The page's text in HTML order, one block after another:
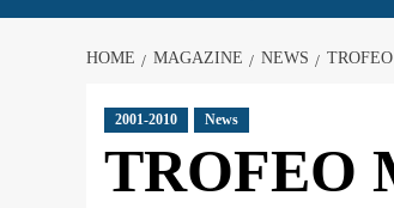
HOME MAGAZINE NEWS
2001-2010 News
TROFEO